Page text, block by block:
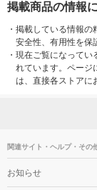
掲載商品の情報
・ 掲載している情報の
安全性、有用性を保
・ 現在ご覧になってい
れています。ページ
は、直接各ストアに
関連サイト・ヘルプ・その
お知らせ